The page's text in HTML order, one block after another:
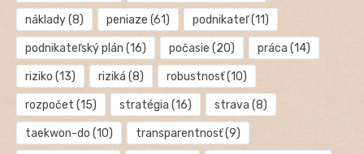
náklady(8) peniaze (61) podnikateľ(11)
podnikateľský plán (16) počasie (20) práca (14)
riziko (13) riziká (8) robustnosť(10)
rozpočet (15) stratégia (16) strava (8)
taekwon-do (10) transparentnosť(9)